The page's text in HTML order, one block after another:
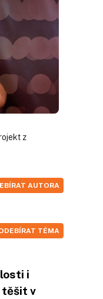
z
AUTORA
TÉMA
i
těšit v